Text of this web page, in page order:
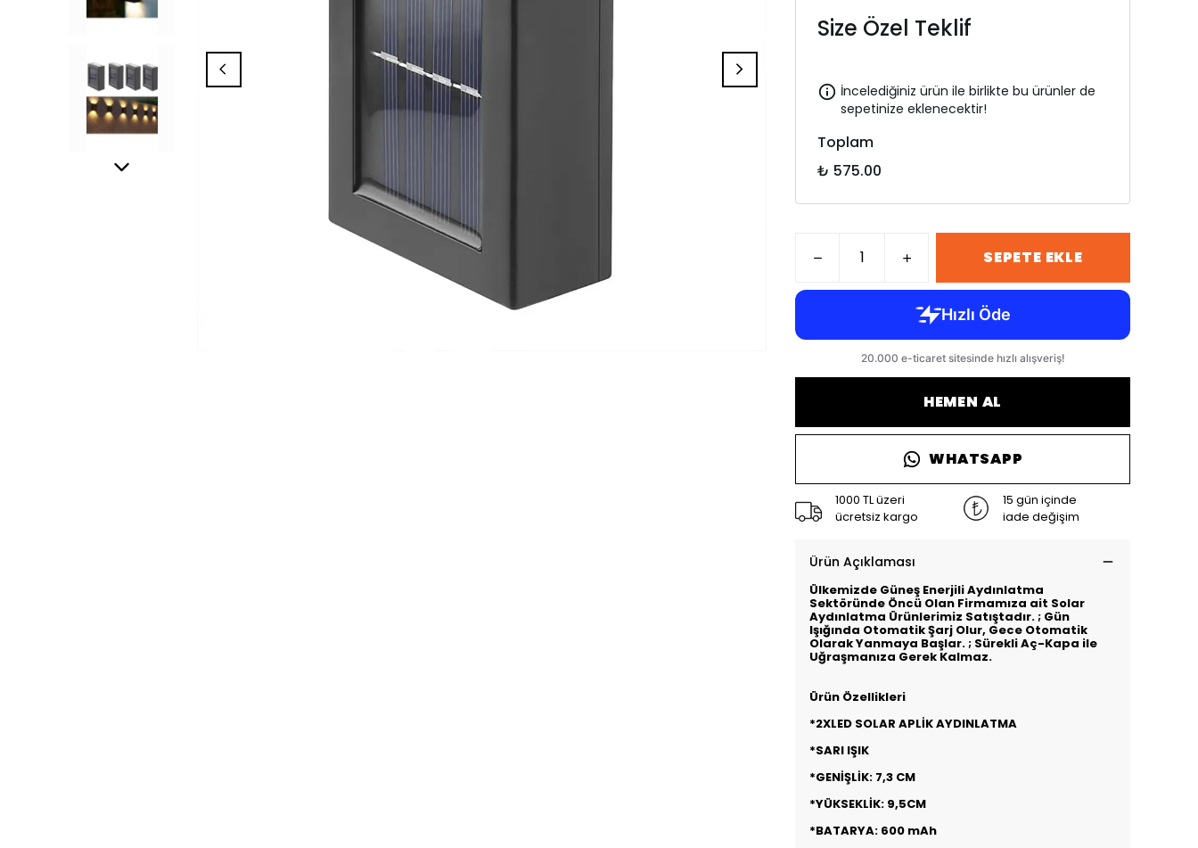
Size Özel Teklif
İncelediğiniz ürün ile birlikte bu ürünler de
sepetinize eklenecektir!
Toplam
₺ 575.00
SEPETE EKLE
HEMEN AL
WHATSAPP
1000 TL üzeri
ücretsiz kargo
15 gün içinde
iade değişim
Ürün Açıklaması
Ülkemizde Güneş Enerjili Aydınlatma
Sektöründe Öncü Olan Firmamıza ait Solar
Aydınlatma Ürünlerimiz Satıştadır. ; Gün
Işığında Otomatik Şarj Olur, Gece Otomatik
Olarak Yanmaya Başlar. ; Sürekli Aç-Kapa ile
Uğraşmanıza Gerek Kalmaz.
Ürün Özellikleri
*2XLED SOLAR APLİK AYDINLATMA
*SARI IŞIK
*GENİŞLİK: 7,3 CM
*YÜKSEKLİK: 9,5CM
*BATARYA: 600 mAh